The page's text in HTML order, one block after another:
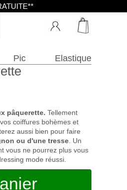
pâquerette. Tellement
coiffures bohèmes et
aussi bien pour faire
ou d'une tresse . Un
vous ne pourrez plus vous
mode réussi.
Pic Elastique